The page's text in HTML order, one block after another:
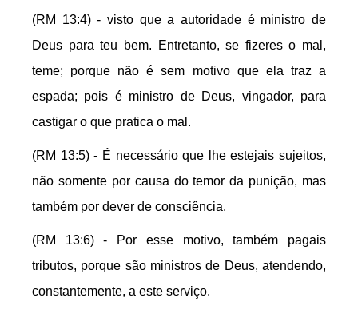
(RM 13:4) - visto que a autoridade é ministro de
Deus para teu bem. Entretanto, se fizeres o mal,
teme; porque não é sem motivo que ela traz a
espada; pois é ministro de Deus, vingador, para
castigar o que pratica o mal.
(RM 13:5) - É necessário que lhe estejais sujeitos,
não somente por causa do temor da punição, mas
também por dever de consciência.
(RM 13:6) - Por esse motivo, também pagais
tributos, porque são ministros de Deus, atendendo,
constantemente, a este serviço.